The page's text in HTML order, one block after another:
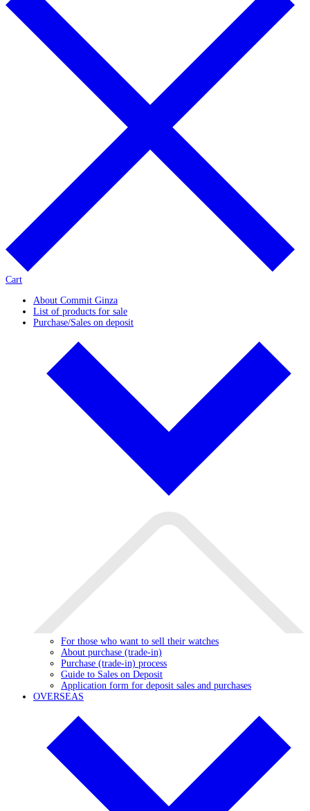
Cart
About Commit Ginza
List of products for sale
Purchase/Sales on deposit
For those who want to sell their watches
About purchase (trade-in)
Purchase (trade-in) process
Guide to Sales on Deposit
Application form for deposit sales and purchases
OVERSEAS